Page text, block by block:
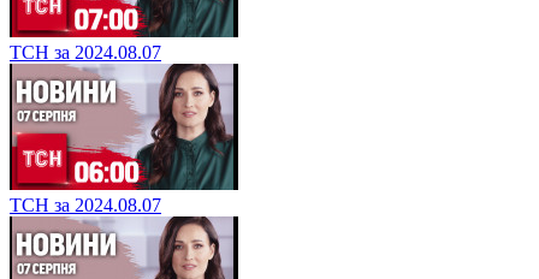
ТСН за 2024.08.07
ТСН за 2024.08.07